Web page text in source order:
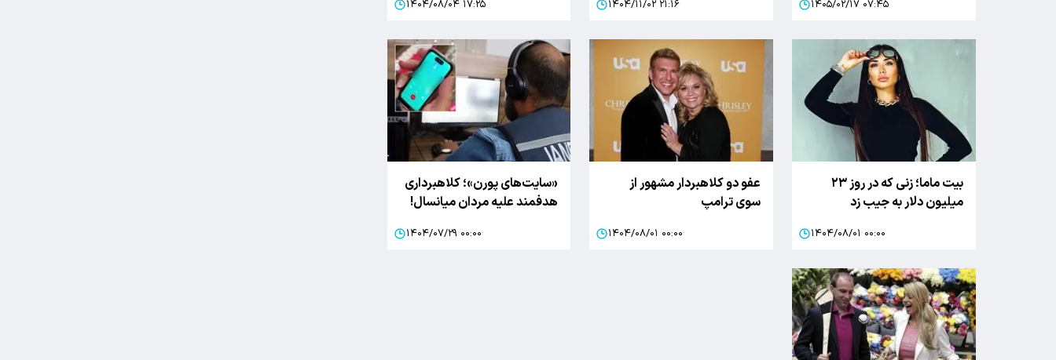
۱۴۰۵/۰۲/۱۷ ۰۷:۴۵ ۱۴۰۴/۱۱/۰۲ ۲۱:۱۶ ۱۴۰۴/۰۸/۰۴ ۱۷:۲۵
بیت ماما؛ زنی که در روز ۲۳
میلیون دلار به جیب زد
۱۴۰۴/۰۸/۰۱ ۰۰:۰۰
عفو دو کلاهبردار مشهور از
سوی ترامپ
۱۴۰۴/۰۸/۰۱ ۰۰:۰۰
«سایت‌های پورن»؛ کلاهبرداری
هدفمند علیه مردان میانسال!
۱۴۰۴/۰۷/۲۹ ۰۰:۰۰